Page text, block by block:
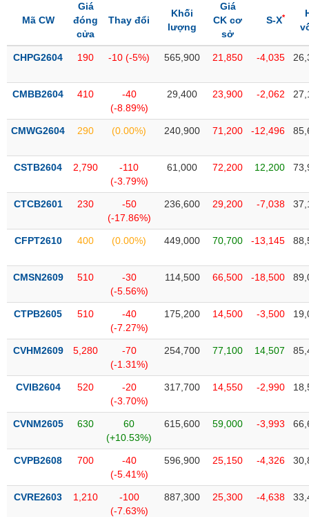
Mã CW
Giá
đóng
cửa
Thay đổi
Khối
lượng
Giá
CK cơ
sở
S-X*
CHPG2604 190 -10 (-5%) 565,900 21,850 -4,035
CMBB2604 410
-40
(-8.89%)
29,400 23,900 -2,062
CMWG2604 290 (0.00%) 240,900 71,200 -12,496
CSTB2604 2,790
-110
(-3.79%)
61,000 72,200 12,200
CTCB2601 230
-50
(-17.86%)
236,600 29,200 -7,038
CFPT2610 400 (0.00%) 449,000 70,700 -13,145
CMSN2609 510
-30
(-5.56%)
114,500 66,500 -18,500
CTPB2605 510
-40
(-7.27%)
175,200 14,500 -3,500
CVHM2609 5,280
-70
(-1.31%)
254,700 77,100 14,507
CVIB2604 520
-20
(-3.70%)
317,700 14,550 -2,990
CVNM2605 630
60
(+10.53%)
615,600 59,000 -3,993
CVPB2608 700
-40
(-5.41%)
596,900 25,150 -4,326
CVRE2603 1,210
-100
(-7.63%)
887,300 25,300 -4,638
TIÊU
THIẾT
YẾU
CHĂM
SỨC
TÀI
TIN
VỤ